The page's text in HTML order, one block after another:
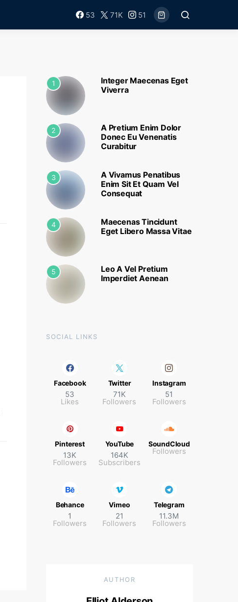
53 71K 51
1
Integer Maecenas Eget
Viverra
2
A Pretium Enim Dolor
Donec Eu Venenatis
Curabitur
3
A Vivamus Penatibus
Enim Sit Et Quam Vel
Consequat
4
Maecenas Tincidunt
Eget Libero Massa Vitae
5
Leo A Vel Pretium
Imperdiet Aenean
SOCIAL LINKS
Facebook
53
Likes
Twitter
71K
Followers
Instagram
51
Followers
Pinterest
13K
Followers
YouTube
164K
Subscribers
SoundCloud
Followers
Behance
1
Followers
Vimeo
21
Followers
Telegram
11.3M
Followers
AUTHOR